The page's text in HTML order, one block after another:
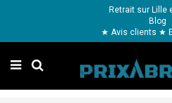
Retrait sur Lille
Blog
★ Avis clients ★